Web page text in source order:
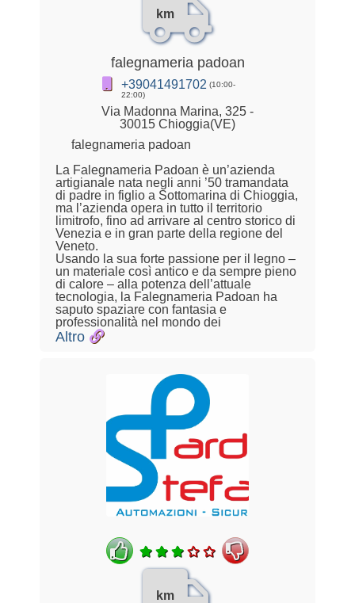
km
falegnameria padoan
+39041491702 (10:00-
22:00)
Via Madonna Marina, 325 -
30015 Chioggia(VE)
falegnameria padoan
La Falegnameria Padoan è un’azienda
artigianale nata negli anni ’50 tramandata
di padre in figlio a Sottomarina di Chioggia,
ma l’azienda opera in tutto il territorio
limitrofo, fino ad arrivare al centro storico di
Venezia e in gran parte della regione del
Veneto.
Usando la sua forte passione per il legno –
un materiale così antico e da sempre pieno
di calore – alla potenza dell’attuale
tecnologia, la Falegnameria Padoan ha
saputo spaziare con fantasia e
professionalità nel mondo dei
Altro
km